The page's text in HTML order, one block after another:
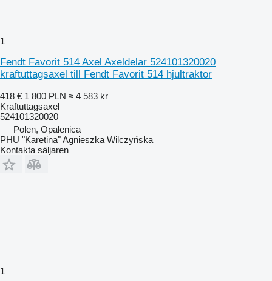
1
Fendt Favorit 514 Axel Axeldelar 524101320020
kraftuttagsaxel till Fendt Favorit 514 hjultraktor
418 € 1 800 PLN ≈ 4 583 kr
Kraftuttagsaxel
524101320020
Polen, Opalenica
PHU "Karetina" Agnieszka Wilczyńska
Kontakta säljaren
1